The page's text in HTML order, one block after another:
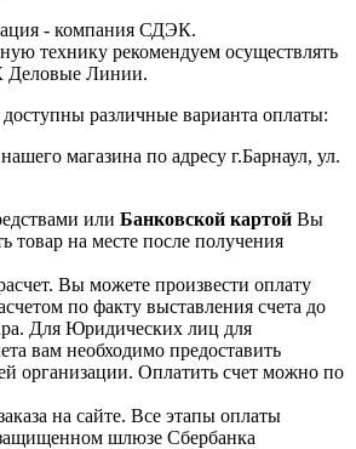
- компания СДЭК.
технику рекомендуем осуществлять
Деловые Линии.
различные варианта оплаты:
магазина по адресу г.Барнаул, ул.
или Банковской картой Вы
товар на месте после получения
Вы можете произвести оплату
по факту выставления счета до
Для Юридических лиц для
вам необходимо предоставить
организации. Оплатить счет можно по
на сайте. Все этапы оплаты
шлюзе Сбербанка